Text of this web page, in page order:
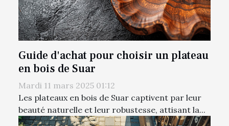
Guide d'achat pour choisir un plateau
en bois de Suar
Mardi 11 mars 2025 01:12
Les plateaux en bois de Suar captivent par leur
beauté naturelle et leur robustesse, attisant la...